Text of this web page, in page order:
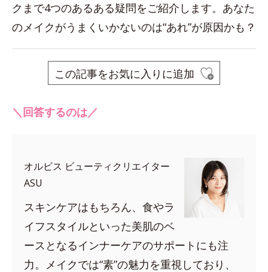
クまで4つのあるある疑問をご紹介します。あなた
のメイクがうまくいかないのは“あれ”が原因かも？
この記事をお気に入りに追加
＼回答するのは／
オルビス ビューティクリエイター
ASU
スキンケアはもちろん、食やラ
イフスタイルといった美肌のベ
ースとなるインナーケアのサポートにも注
力。メイクでは“素”の魅力を重視しており、